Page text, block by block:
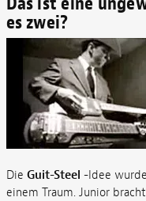
es zwei?
Die Guit-Steel -Idee
einem Traum. Junior